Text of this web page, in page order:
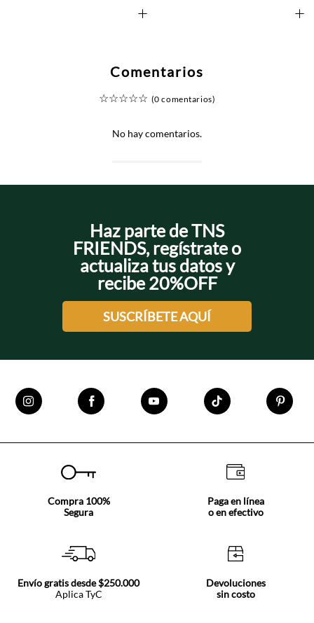
+ +
Comentarios
☆☆☆☆☆ (0 comentarios)
No hay comentarios.
Haz parte de TNS
FRIENDS, regístrate o
actualiza tus datos y
recibe 20%OFF
SUSCRÍBETE AQUÍ
Compra 100%
Segura
Paga en línea
o en efectivo
Envío gratis desde $250.000
Aplica TyC
Devoluciones
sin costo